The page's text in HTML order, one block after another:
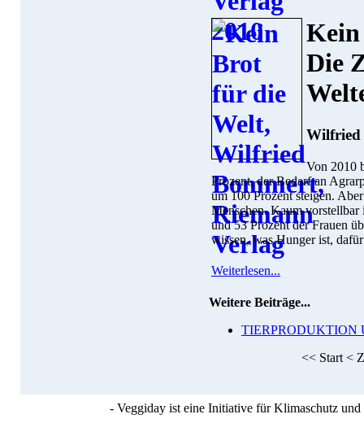
Die
Wilfried
Von 2010
Prozent, der Bedarf an
um 100 Prozent steigen.
Menschen. Kaum
und 53 Prozent der Frauen
wissen, was Hunger ist,
Weiterlesen...
Weitere Beiträge...
TIERPRODUKTION
<< Start <
- Veggiday ist eine Initiative für Klimaschutz